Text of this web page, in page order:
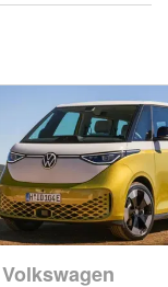
Volkswagen